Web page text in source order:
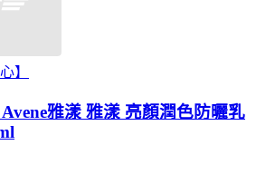
】
雅漾 雅漾 亮顏潤色防曬乳